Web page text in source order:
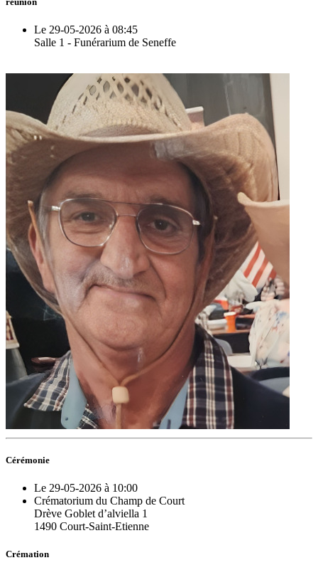
Le 29-05-2026 à 08:45
Salle 1 - Funérarium de Seneffe
Cérémonie
Le 29-05-2026 à 10:00
Crématorium du Champ de Court
Drève Goblet d’alviella 1
1490 Court-Saint-Etienne
Crémation